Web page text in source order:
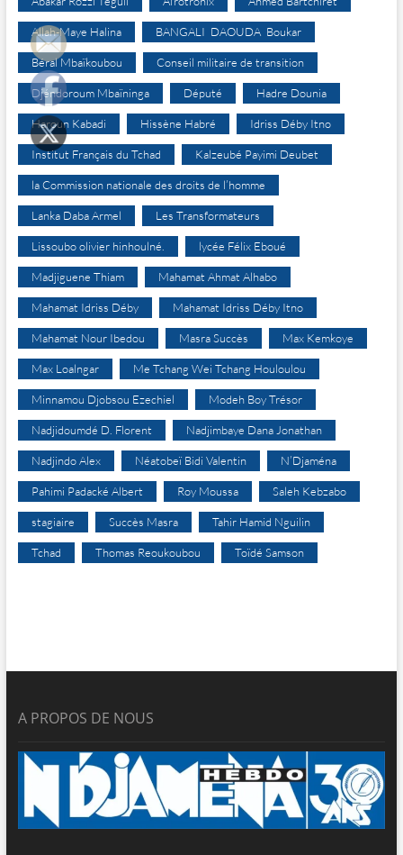
Allah-Maye Halina BANGALI DAOUDA Boukar
Béral Mbaïkoubou Conseil militaire de transition
Djéndoroum Mbaïninga Député Hadre Dounia
Haroun Kabadi Hissène Habré Idriss Déby Itno
Institut Français du Tchad Kalzeubé Payimi Deubet
la Commission nationale des droits de l’homme
Lanka Daba Armel Les Transformateurs
Lissoubo olivier hinhoulné. lycée Félix Eboué
Madjiguene Thiam Mahamat Ahmat Alhabo
Mahamat Idriss Déby Mahamat Idriss Déby Itno
Mahamat Nour Ibedou Masra Succès Max Kemkoye
Max Loalngar Me Tchang Wei Tchang Houloulou
Minnamou Djobsou Ezechiel Modeh Boy Trésor
Nadjidoumdé D. Florent Nadjimbaye Dana Jonathan
Nadjindo Alex Néatobeï Bidi Valentin N’Djaména
Pahimi Padacké Albert Roy Moussa Saleh Kebzabo
stagiaire Succès Masra Tahir Hamid Nguilin
Tchad Thomas Reoukoubou Toïdé Samson
A PROPOS DE NOUS